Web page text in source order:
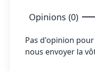
Opinions (0)
Pas d'opinion
nous envoyer la